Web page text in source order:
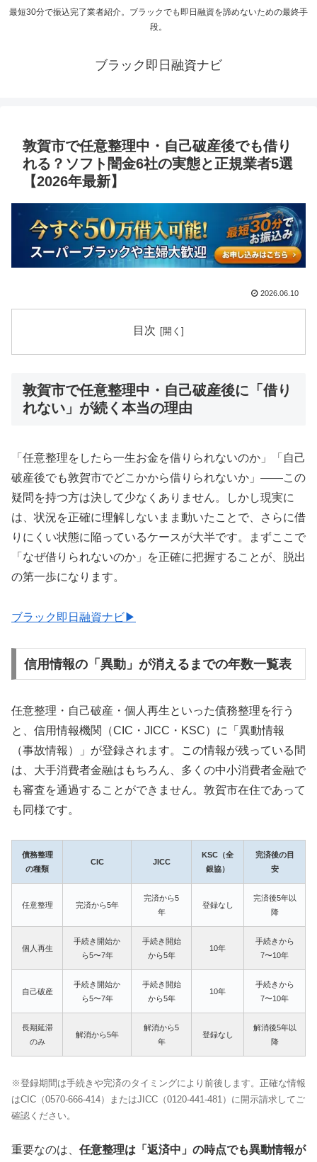
最短30分で振込完了業者紹介。ブラックでも即日融資を諦めないための最終手
段。
ブラック即日融資ナビ
敦賀市で任意整理中・自己破産後でも借り
れる？ソフト闇金6社の実態と正規業者5選
【2026年最新】
2026.06.10
目次
敦賀市で任意整理中・自己破産後に「借り
れない」が続く本当の理由
「任意整理をしたら一生お金を借りられないのか」「自己
破産後でも敦賀市でどこかから借りられないか」——この
疑問を持つ方は決して少なくありません。しかし現実に
は、状況を正確に理解しないまま動いたことで、さらに借
りにくい状態に陥っているケースが大半です。まずここで
「なぜ借りられないのか」を正確に把握することが、脱出
の第一歩になります。
ブラック即日融資ナビ▶
信用情報の「異動」が消えるまでの年数一覧表
任意整理・自己破産・個人再生といった債務整理を行う
と、信用情報機関（CIC・JICC・KSC）に「異動情報
（事故情報）」が登録されます。この情報が残っている間
は、大手消費者金融はもちろん、多くの中小消費者金融で
も審査を通過することができません。敦賀市在住であって
も同様です。
債務整理
の種類
CIC JICC
KSC（全
銀協）
完済後の目
安
任意整理 完済から5年
完済から5
年
登録なし
完済後5年以
降
個人再生
手続き開始か
ら5〜7年
手続き開始
から5年
10年
手続きから
7〜10年
自己破産
手続き開始か
ら5〜7年
手続き開始
から5年
10年
手続きから
7〜10年
長期延滞
のみ
解消から5年
解消から5
年
登録なし
解消後5年以
降
※登録期間は手続きや完済のタイミングにより前後します。正確な情報
はCIC（0570-666-414）またはJICC（0120-441-481）に開示請求してご
確認ください。
重要なのは、 任意整理は「返済中」の時点でも異動情報が